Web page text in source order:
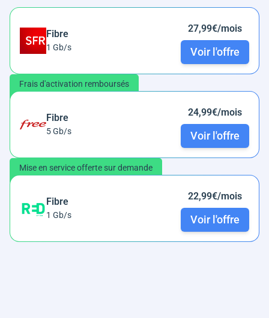
Fibre
1 Gb/s
27,99€/mois
Voir l'offre
Frais d'activation remboursés
Fibre
5 Gb/s
24,99€/mois
Voir l'offre
Mise en service offerte sur demande
Fibre
1 Gb/s
22,99€/mois
Voir l'offre